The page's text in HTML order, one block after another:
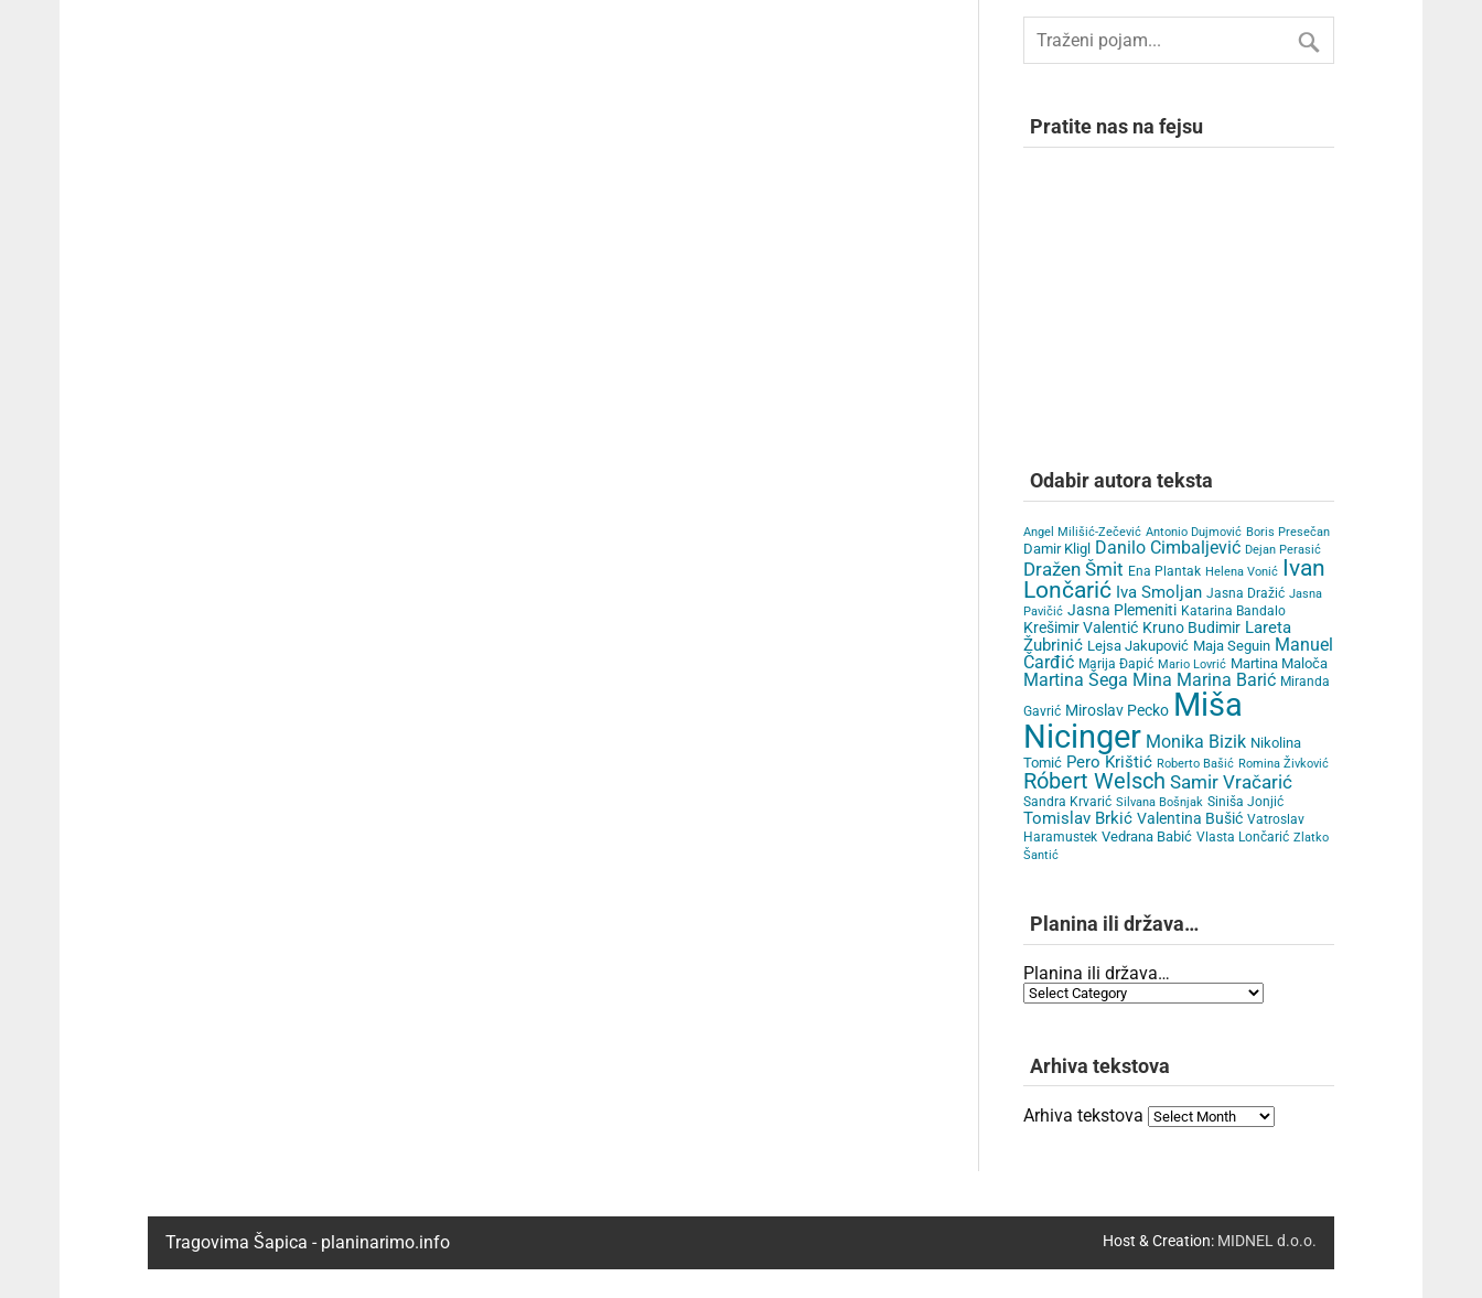
Pratite nas na fejsu
Odabir autora teksta
Angel Milišić-Zečević Antonio Dujmović Boris Presečan
Damir Kligl Danilo Cimbaljević Dejan Perasić
Dražen Šmit Ena Plantak Helena Vonić Ivan
Lončarić Iva Smoljan Jasna Dražić Jasna
Pavičić Jasna Plemeniti Katarina Bandalo
Krešimir Valentić Kruno Budimir Lareta
Žubrinić Lejsa Jakupović Maja Seguin Manuel
Čarđić Marija Đapić Mario Lovrić Martina Maloča
Martina Šega Mina Marina Barić Miranda
Gavrić Miroslav Pecko Miša
Nicinger Monika Bizik Nikolina
Tomić Pero Krištić Roberto Bašić Romina Živković
Róbert Welsch Samir Vračarić
Sandra Krvarić Silvana Bošnjak Siniša Jonjić
Tomislav Brkić Valentina Bušić Vatroslav
Haramustek Vedrana Babić Vlasta Lončarić Zlatko
Šantić
Planina ili država…
Planina ili država…
Arhiva tekstova
Arhiva tekstova
Tragovima Šapica - planinarimo.info Host & Creation: MIDNEL d.o.o.